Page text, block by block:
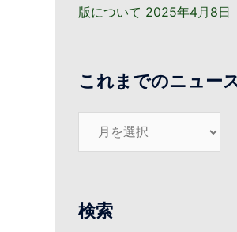
版について 2025年4月8日
これまでのニュー
の
検索